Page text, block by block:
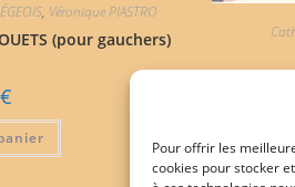
Pour offrir les
cookies pour stocker
, Véronique PIASTRO
(pour gauchers)
€